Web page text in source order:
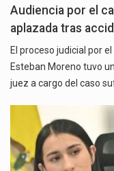
Audiencia por el
aplazada tras
El proceso judicial por
Esteban Moreno tuvo
juez a cargo del caso